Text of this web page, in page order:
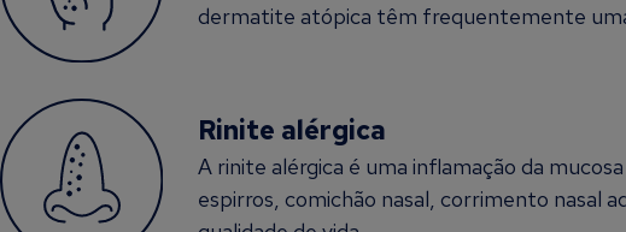
dermatite atópica têm frequentemente
Rinite alérgica
A rinite alérgica é uma inflamação da
espirros, comichão nasal, corrimento nasal